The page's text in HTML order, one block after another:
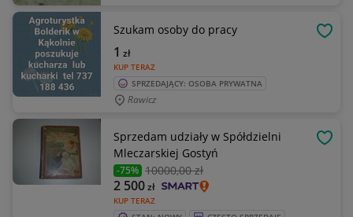
Szukam osoby do pracy
KUP TERAZ
1 zł
SPRZEDAJĄCY: OSOBA PRYWATNA
Rawicz
Sprzedam udziały w Spółdzielni
Mleczarskiej Gostyń
-75% 10000,00 zł
KUP TERAZ
2 500zł